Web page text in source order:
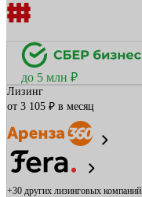
до 5 млн ₽
Лизинг
от 3 105 ₽ в месяц
+30 других лизинговых компаний